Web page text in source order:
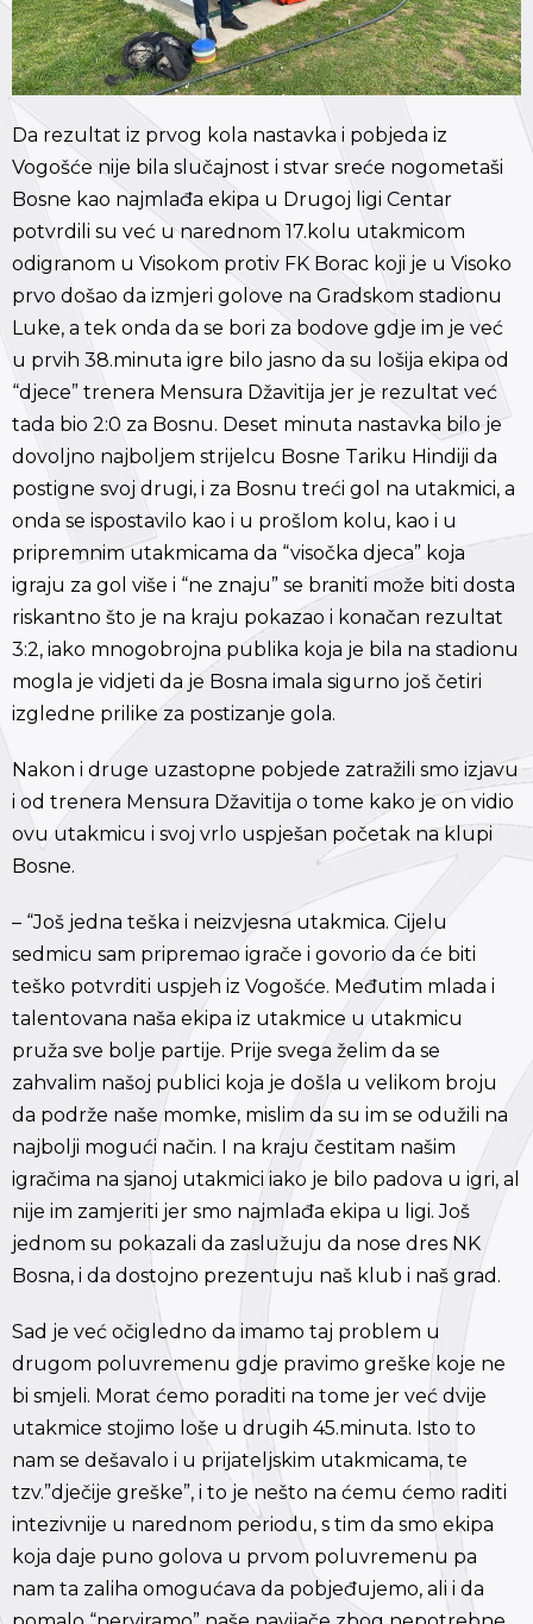
Da rezultat iz prvog kola nastavka i pobjeda iz
Vogošće nije bila slučajnost i stvar sreće nogometaši
Bosne kao najmlađa ekipa u Drugoj ligi Centar
potvrdili su već u narednom 17.kolu utakmicom
odigranom u Visokom protiv FK Borac koji je u Visoko
prvo došao da izmjeri golove na Gradskom stadionu
Luke, a tek onda da se bori za bodove gdje im je već
u prvih 38.minuta igre bilo jasno da su lošija ekipa od
“djece” trenera Mensura Džavitija jer je rezultat već
tada bio 2:0 za Bosnu. Deset minuta nastavka bilo je
dovoljno najboljem strijelcu Bosne Tariku Hindiji da
postigne svoj drugi, i za Bosnu treći gol na utakmici, a
onda se ispostavilo kao i u prošlom kolu, kao i u
pripremnim utakmicama da “visočka djeca” koja
igraju za gol više i “ne znaju” se braniti može biti dosta
riskantno što je na kraju pokazao i konačan rezultat
3:2, iako mnogobrojna publika koja je bila na stadionu
mogla je vidjeti da je Bosna imala sigurno još četiri
izgledne prilike za postizanje gola.
Nakon i druge uzastopne pobjede zatražili smo izjavu
i od trenera Mensura Džavitija o tome kako je on vidio
ovu utakmicu i svoj vrlo uspješan početak na klupi
Bosne.
– “Još jedna teška i neizvjesna utakmica. Cijelu
sedmicu sam pripremao igrače i govorio da će biti
teško potvrditi uspjeh iz Vogošće. Međutim mlada i
talentovana naša ekipa iz utakmice u utakmicu
pruža sve bolje partije. Prije svega želim da se
zahvalim našoj publici koja je došla u velikom broju
da podrže naše momke, mislim da su im se odužili na
najbolji mogući način. I na kraju čestitam našim
igračima na sjanoj utakmici iako je bilo padova u igri, al
nije im zamjeriti jer smo najmlađa ekipa u ligi. Još
jednom su pokazali da zaslužuju da nose dres NK
Bosna, i da dostojno prezentuju naš klub i naš grad.
Sad je već očigledno da imamo taj problem u
drugom poluvremenu gdje pravimo greške koje ne
bi smjeli. Morat ćemo poraditi na tome jer već dvije
utakmice stojimo loše u drugih 45.minuta. Isto to
nam se dešavalo i u prijateljskim utakmicama, te
tzv.”dječije greške”, i to je nešto na ćemu ćemo raditi
intezivnije u narednom periodu, s tim da smo ekipa
koja daje puno golova u prvom poluvremenu pa
nam ta zaliha omogućava da pobjeđujemo, ali i da